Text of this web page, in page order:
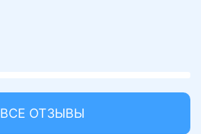
ВСЕ ОТЗЫВЫ